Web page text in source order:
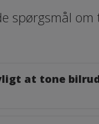
spørgsmål om
at tone